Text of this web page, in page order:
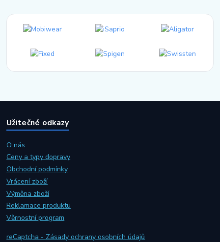
Užitečné odkazy
O nás
Ceny a typy dopravy
Obchodní podmínky
Vrácení zboží
Výměna zboží
Reklamace produktu
Věrnostní program
reCaptcha - Zásady ochrany osobních údajů